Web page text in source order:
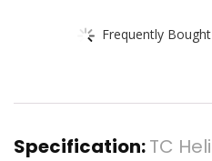
Frequently
Specification:TC